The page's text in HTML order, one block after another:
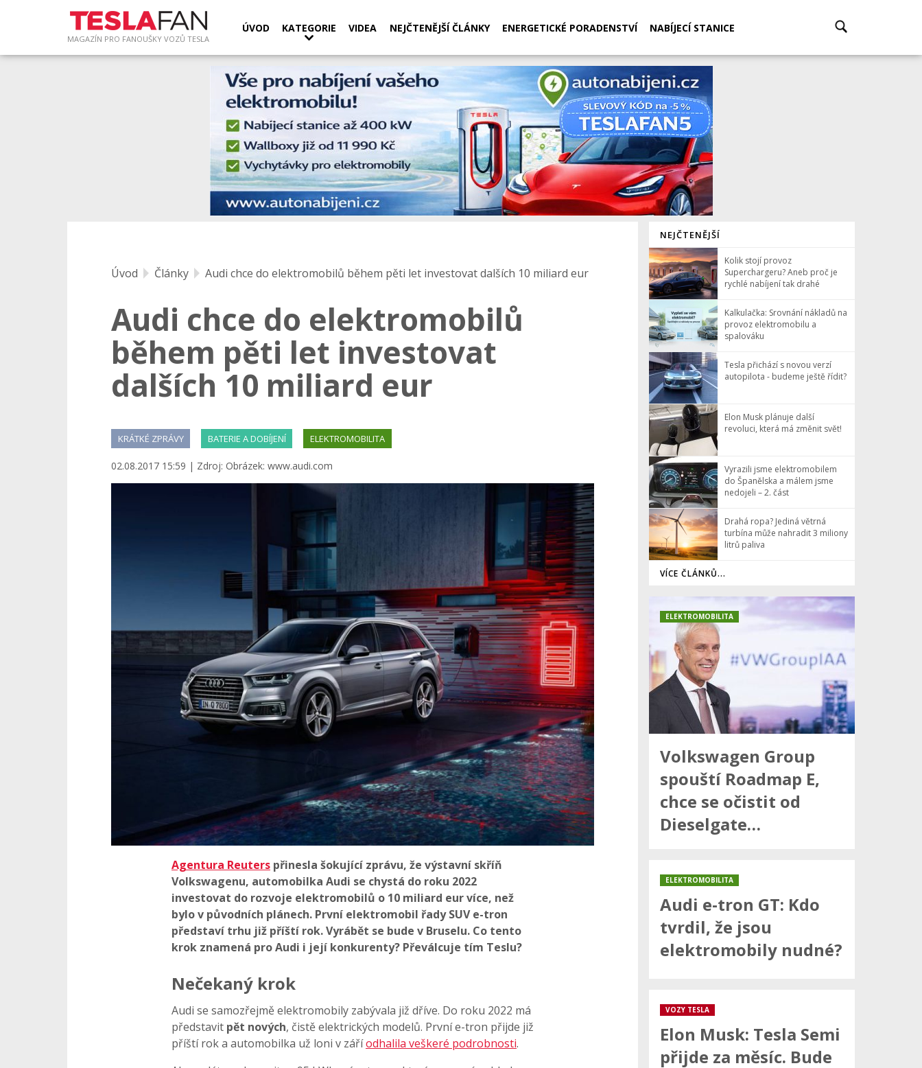
MAGAZÍN PRO FANOUŠKY VOZŮ TESLA
ÚVOD KATEGORIE VIDEA NEJČTENĚJŠÍ ČLÁNKY ENERGETICKÉ PORADENSTVÍ NABÍJECÍ STANICE
Úvod Články Audi chce do elektromobilů během pěti let investovat dalších 10 miliard eur
Audi chce do elektromobilů
během pěti let investovat
dalších 10 miliard eur
KRÁTKÉ ZPRÁVY BATERIE A DOBÍJENÍ ELEKTROMOBILITA
02.08.2017 15:59 | Zdroj: Obrázek: www.audi.com
Agentura Reuters přinesla šokující zprávu, že výstavní skříň
Volkswagenu, automobilka Audi se chystá do roku 2022
investovat do rozvoje elektromobilů o 10 miliard eur více, než
bylo v původních plánech. První elektromobil řady SUV e-tron
představí trhu již příští rok. Vyrábět se bude v Bruselu. Co tento
krok znamená pro Audi i její konkurenty? Převálcuje tím Teslu?
Nečekaný krok
Audi se samozřejmě elektromobily zabývala již dříve. Do roku 2022 má
představit pět nových, čistě elektrických modelů. První e-tron přijde již
příští rok a automobilka už loni v záříodhalila veškeré podrobnosti.
NEJČTENĚJŠÍ
Kolik stojí provoz
Superchargeru? Aneb proč je
rychlé nabíjení tak drahé
Kalkulačka: Srovnání nákladů na
provoz elektromobilu a
spalováku
Tesla přichází s novou verzí
autopilota - budeme ještě řídit?
Elon Musk plánuje další
revoluci, která má změnit svět!
Vyrazili jsme elektromobilem
do Španělska a málem jsme
nedojeli – 2. část
Drahá ropa? Jediná větrná
turbína může nahradit 3 miliony
litrů paliva
VÍCE ČLÁNKŮ...
Volkswagen Group
spouští Roadmap E,
chce se očistit od
Dieselgate…
ELEKTROMOBILITA
Audi e-tron GT: Kdo
tvrdil, že jsou
elektromobily nudné?
ELEKTROMOBILITA
Elon Musk: Tesla Semi
přijde za měsíc. Bude
VOZY TESLA